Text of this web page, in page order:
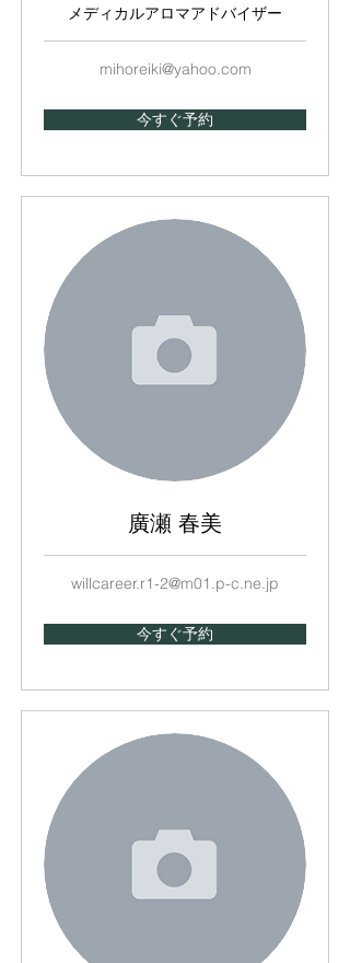
メディカルアロマアドバイザー
mihoreiki@yahoo.com
今すぐ予約
廣瀬 春美
willcareer.r1-2@m01.p-c.ne.jp
今すぐ予約